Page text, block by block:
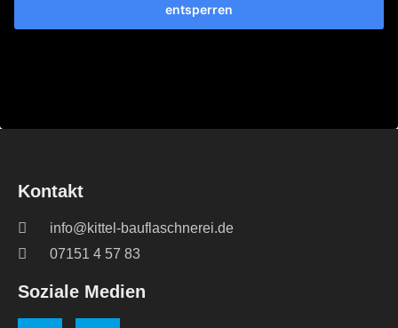
entsperren
Kontakt
info@kittel-bauflaschnerei.de
07151 4 57 83
Soziale Medien